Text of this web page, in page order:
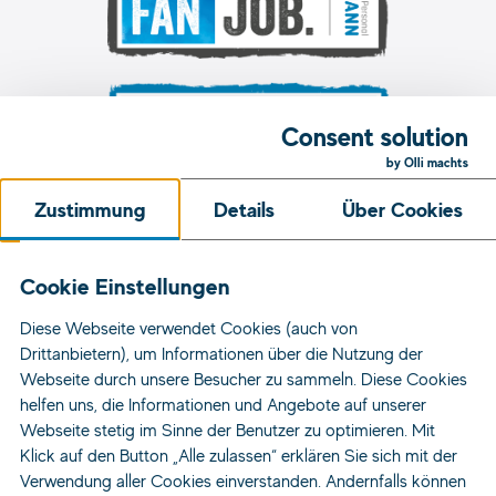
Jobs
Standorte
Für Bewerber
Für Unternehmen
Über Uns
Consent solution
by Olli machts
Zustimmung Details Über Cookies
Cookie Einstellungen
Diese Webseite verwendet Cookies (auch von
Drittanbietern), um Informationen über die Nutzung der
Webseite durch unsere Besucher zu sammeln. Diese Cookies
helfen uns, die Informationen und Angebote auf unserer
Webseite stetig im Sinne der Benutzer zu optimieren. Mit
Klick auf den Button „Alle zulassen“ erklären Sie sich mit der
Verwendung aller Cookies einverstanden. Andernfalls können